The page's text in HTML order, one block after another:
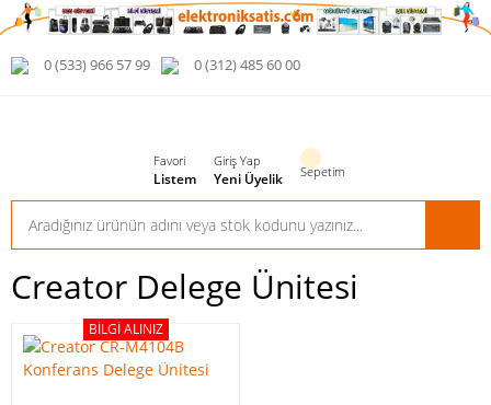
0 (533) 966 57 99 0 (312) 485 60 00
Favori
Listem
Giriş Yap
Yeni Üyelik Sepetim
Creator Delege Ünitesi
BILGI ALINIZ